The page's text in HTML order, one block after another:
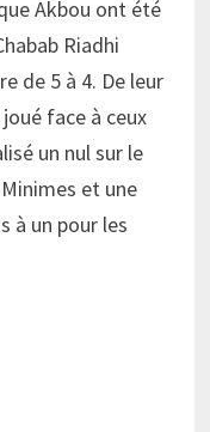
Akbou ont été
Riadhi
de 5 à 4. De leur
face à ceux
un nul sur le
et une
à un pour les